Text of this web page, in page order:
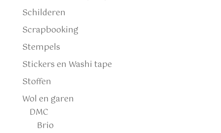
Schilderen
Scrapbooking
Stempels
Stickers en Washi tape
Stoffen
Wol en garen
DMC
Brio